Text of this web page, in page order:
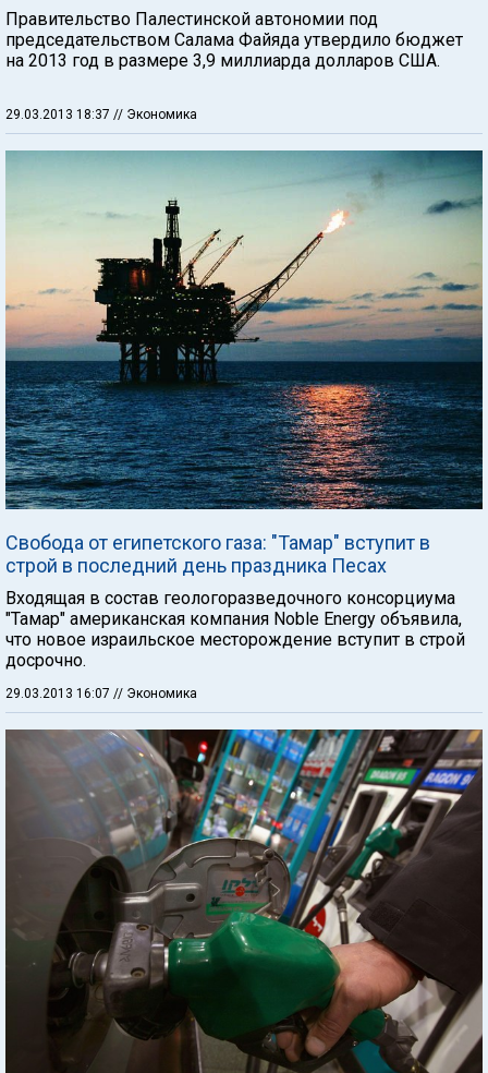
Правительство Палестинской автономии под
председательством Салама Файяда утвердило бюджет
на 2013 год в размере 3,9 миллиарда долларов США.
29.03.2013 18:37 // Экономика
Свобода от египетского газа: "Тамар" вступит в
строй в последний день праздника Песах
Входящая в состав геологоразведочного консорциума
"Тамар" американская компания Noble Energy объявила,
что новое израильское месторождение вступит в строй
досрочно.
29.03.2013 16:07 // Экономика